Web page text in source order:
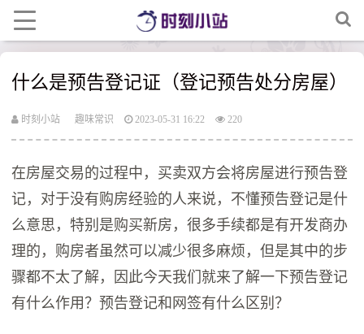
什么是预告登记证（登记预告处分房屋）
时刻小站 趣味常识 2023-05-31 16:22 220
在房屋交易的过程中，买卖双方会将房屋进行预告登
记，对于没有购房经验的人来说，不懂预告登记是什
么意思，特别是购买新房，很多手续都是有开发商办
理的，购房者虽然可以减少很多麻烦，但是其中的步
骤都不太了解，因此今天我们就来了解一下预告登记
有什么作用？预告登记和网签有什么区别？